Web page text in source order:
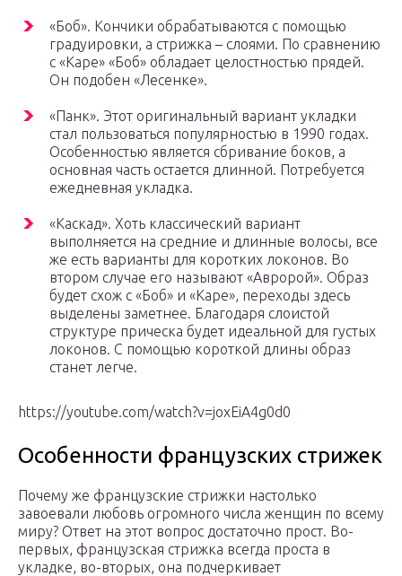
«Боб». Кончики обрабатываются с помощью
градуировки, а стрижка – слоями. По сравнению
с «Каре» «Боб» обладает целостностью прядей.
Он подобен «Лесенке».
«Панк». Этот оригинальный вариант укладки
стал пользоваться популярностью в 1990 годах.
Особенностью является сбривание боков, а
основная часть остается длинной. Потребуется
ежедневная укладка.
«Каскад». Хоть классический вариант
выполняется на средние и длинные волосы, все
же есть варианты для коротких локонов. Во
втором случае его называют «Авророй». Образ
будет схож с «Боб» и «Каре», переходы здесь
выделены заметнее. Благодаря слоистой
структуре прическа будет идеальной для густых
локонов. С помощью короткой длины образ
станет легче.
https://youtube.com/watch?v=joxEiA4g0d0
Особенности французских стрижек
Почему же французские стрижки настолько
завоевали любовь огромного числа женщин по всему
миру? Ответ на этот вопрос достаточно прост. Во-
первых, французская стрижка всегда проста в
укладке, во-вторых, она подчеркивает